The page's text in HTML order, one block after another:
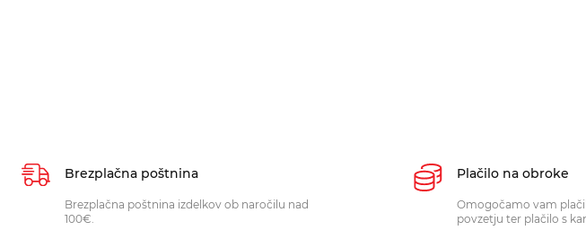
Brezplačna poštnina
Brezplačna poštnina izdelkov ob naročilu nad
100€.
Plačilo na obroke
Omogočamo vam
povzetju ter plačilo s